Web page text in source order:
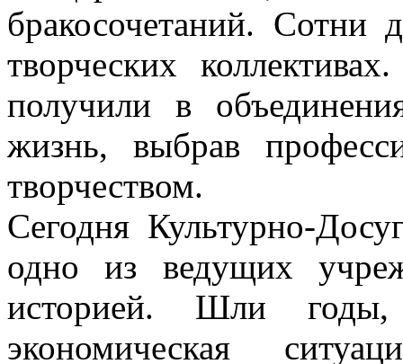
бракосочетаний. Сотни
творческих
получили в
жизнь, выбрав
творчеством.
Сегодня Культурно-
одно из ведущих
историей. Шли годы,
экономическая